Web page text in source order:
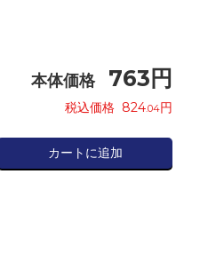
本体価格 763 円
税込価格 824.04円
カートに追加